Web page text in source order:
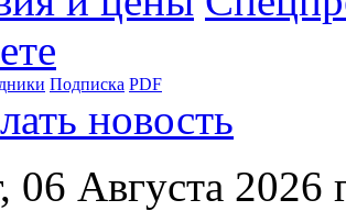
Подписка PDF
новость
06 Августа 2026